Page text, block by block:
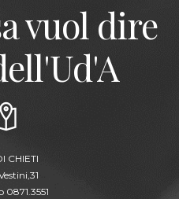
vuol dire
CHIETI
0871.3551